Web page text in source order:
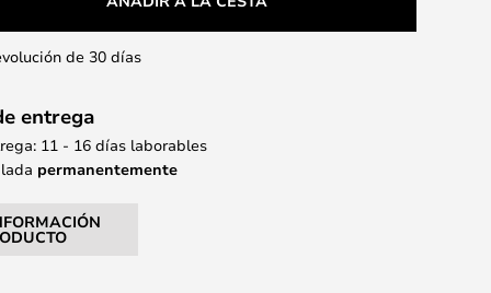
de 30 días
entrega
11 - 16 días laborables
permanentemente